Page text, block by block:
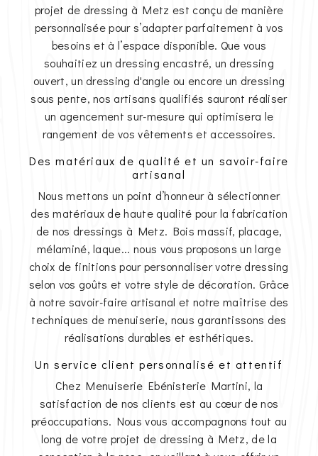
projet de dressing à Metz est conçu de manière
personnalisée pour s’adapter parfaitement à vos
besoins et à l’espace disponible. Que vous
souhaitiez un dressing encastré, un dressing
ouvert, un dressing d'angle ou encore un dressing
sous pente, nos artisans qualifiés sauront réaliser
un agencement sur-mesure qui optimisera le
rangement de vos vêtements et accessoires.
Des matériaux de qualité et un savoir-faire
artisanal
Nous mettons un point d’honneur à sélectionner
des matériaux de haute qualité pour la fabrication
de nos dressings à Metz. Bois massif, placage,
mélaminé, laque... nous vous proposons un large
choix de finitions pour personnaliser votre dressing
selon vos goûts et votre style de décoration. Grâce
à notre savoir-faire artisanal et notre maîtrise des
techniques de menuiserie, nous garantissons des
réalisations durables et esthétiques.
Un service client personnalisé et attentif
Chez Menuiserie Ebénisterie Martini, la
satisfaction de nos clients est au cœur de nos
préoccupations. Nous vous accompagnons tout au
long de votre projet de dressing à Metz, de la